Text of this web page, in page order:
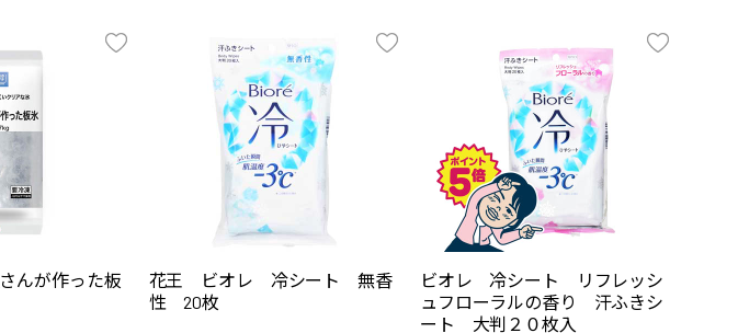
んが作った板
花王 ビオレ 冷シート 無香
性 20枚
ビオレ 冷シート リフレッシ
ュフローラルの香り 汗ふきシ
ート 大判２０枚入